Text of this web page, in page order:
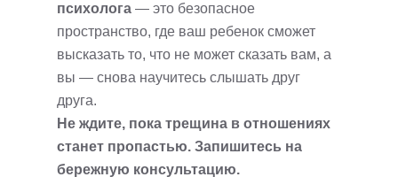
психолога — это безопасное
пространство, где ваш ребенок сможет
высказать то, что не может сказать вам, а
вы — снова научитесь слышать друг
друга.
Не ждите, пока трещина в отношениях
станет пропастью. Запишитесь на
бережную консультацию.